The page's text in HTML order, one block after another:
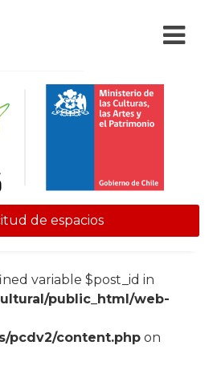
de espacios
variable $post_id in
public_html/web-
pcdv2/content.phpon